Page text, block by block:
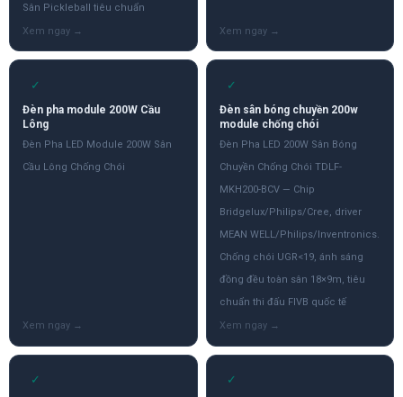
Sân Pickleball tiêu chuẩn
✓
Đèn pha module 200W Cầu
Lông
Đèn Pha LED Module 200W Sân
Cầu Lông Chống Chói
✓
Đèn sân bóng chuyền 200w
module chống chói
Đèn Pha LED 200W Sân Bóng
Chuyền Chống Chói TDLF-
MKH200-BCV — Chip
Bridgelux/Philips/Cree, driver
MEAN WELL/Philips/Inventronics.
Chống chói UGR<19, ánh sáng
đồng đều toàn sân 18×9m, tiêu
chuẩn thi đấu FIVB quốc tế
✓ ✓